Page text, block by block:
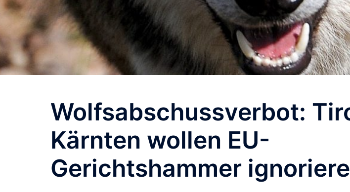
Wolfsabschussverbot:
Kärnten wollen EU-
Gerichtshammer